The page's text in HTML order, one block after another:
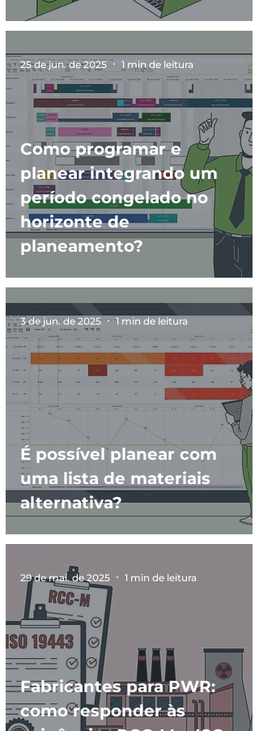
Como programar e
planear integrando um
período congelado no
horizonte de
planeamento?
25 de jun. de 2025 1 min de leitura
É possível planear com
uma lista de materiais
alternativa?
3 de jun. de 2025 1 min de leitura
Fabricantes para PWR:
como responder às
29 de mai. de 2025 1 min de leitura